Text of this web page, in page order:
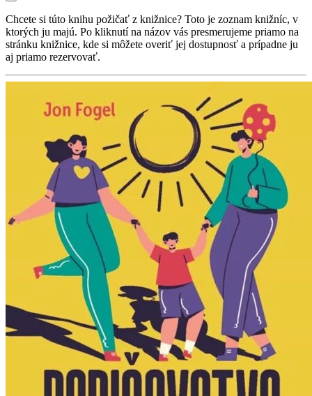
Chcete si túto knihu požičať z knižnice? Toto je zoznam knižníc, v
ktorých ju majú. Po kliknutí na názov vás presmerujeme priamo na
stránku knižnice, kde si môžete overiť jej dostupnosť a prípadne ju
aj priamo rezervovať.